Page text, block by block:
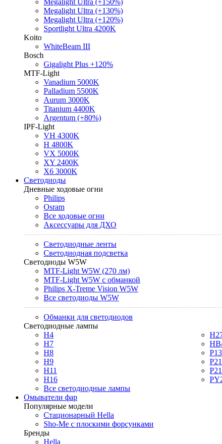
Megalight Ultra (+150%)
Megalight Ultra (+130%)
Megalight Ultra (+120%)
Sportlight Ultra 4200K
Koito
WhiteBeam III
Bosch
Gigalight Plus +120%
MTF-Light
Vanadium 5000K
Palladium 5500K
Aurum 3000K
Titanium 4400K
Argentum (+80%)
IPF-Light
VH 4300K
H 4800K
VX 5000K
XY 2400K
X6 3000K
Светодиоды
Дневные ходовые огни
Philips
Osram
Все ходовые огни
Аксессуары для ДХО
Светодиодные ленты
Светодиодная подсветка
Светодиоды W5W
MTF-Light W5W (270 лм)
MTF-Light W5W с обманкой
Philips X-Treme Vision W5W
Все светодиоды W5W
Обманки для светодиодов
Светодиодные лампы
H4
H7
H8
H9
H11
H16
Все светодиодные лампы
Омыватели фар
Популярные модели
Стационарный Hella
Sho-Me с плоскими форсунками
Бренды
Hella